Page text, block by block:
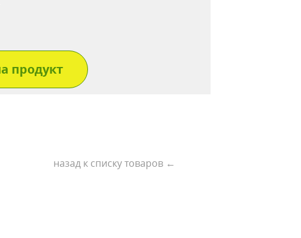
продукт
назад к списку товаров ←